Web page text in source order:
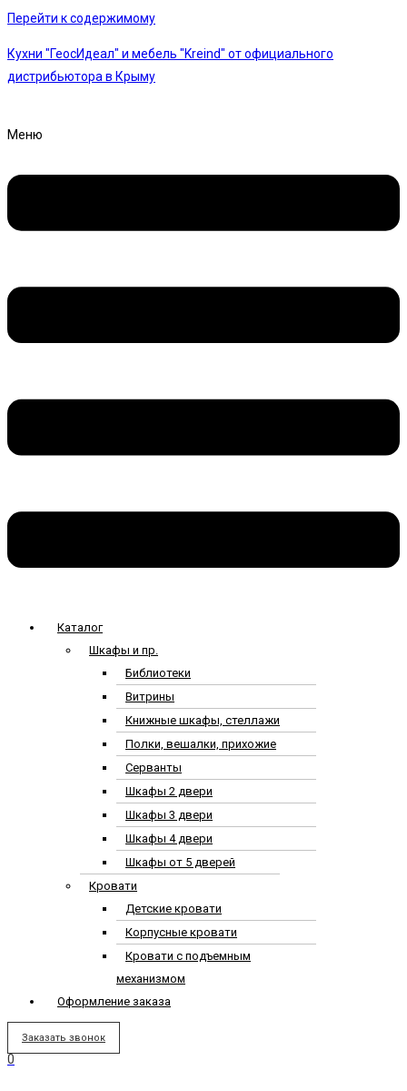
Перейти к содержимому
Кухни "ГеосИдеал" и мебель "Kreind" от официального
дистрибьютора в Крыму
Меню
Каталог
Шкафы и пр.
Библиотеки
Витрины
Книжные шкафы, стеллажи
Полки, вешалки, прихожие
Серванты
Шкафы 2 двери
Шкафы 3 двери
Шкафы 4 двери
Шкафы от 5 дверей
Кровати
Детские кровати
Корпусные кровати
Кровати с подъемным
механизмом
Оформление заказа
Заказать звонок
0